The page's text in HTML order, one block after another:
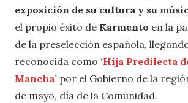
exposición de su cultura y su
el propio éxito de Karmento en la
de la preselección española,
reconocida como ‘Hija Predilecta
Mancha’ por el Gobierno de la
de mayo, día de la Comunidad.